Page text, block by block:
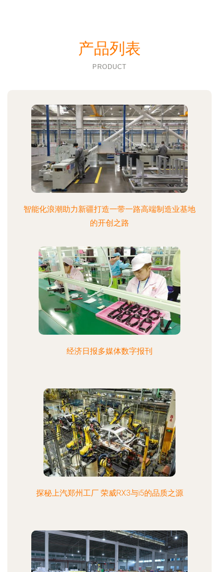
产品列表
PRODUCT
智能化浪潮助力新疆打造一带一路高端制造业基地
的开创之路
经济日报多媒体数字报刊
探秘上汽郑州工厂 荣威RX3与i5的品质之源